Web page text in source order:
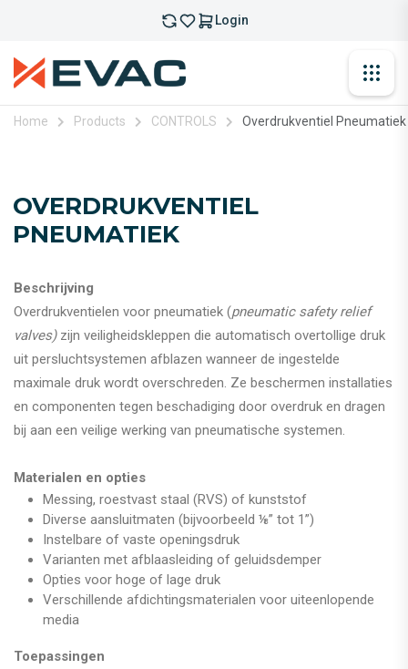
Login
Home Products CONTROLS Overdrukventiel Pneumatiek
OVERDRUKVENTIEL
PNEUMATIEK
Beschrijving
Overdrukventielen voor pneumatiek (pneumatic safety relief
valves)zijn veiligheidskleppen die automatisch overtollige druk
uit persluchtsystemen afblazen wanneer de ingestelde
maximale druk wordt overschreden. Ze beschermen installaties
en componenten tegen beschadiging door overdruk en dragen
bij aan een veilige werking van pneumatische systemen.
Materialen en opties
Messing, roestvast staal (RVS) of kunststof
Diverse aansluitmaten (bijvoorbeeld ⅛” tot 1”)
Instelbare of vaste openingsdruk
Varianten met afblaasleiding of geluidsdemper
Opties voor hoge of lage druk
Verschillende afdichtingsmaterialen voor uiteenlopende
media
Toepassingen